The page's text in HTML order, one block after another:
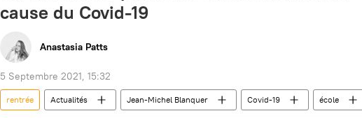
cause du Covid-19
Anastasia Patts
5 Septembre 2021, 15:32
rentrée Actualités Jean-Michel Blanquer Covid-19 école